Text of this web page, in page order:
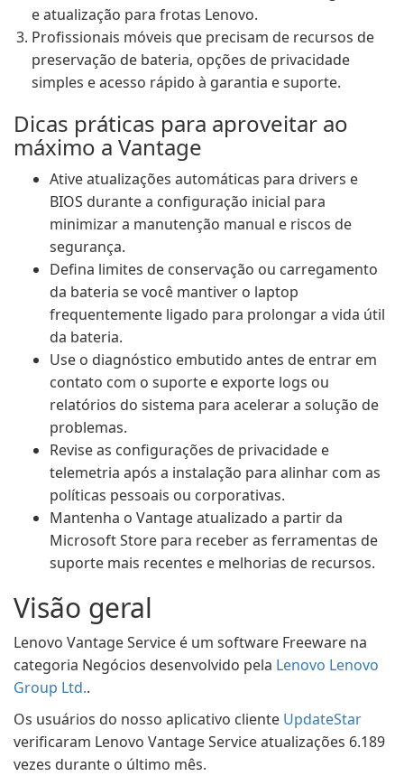
e atualização para frotas Lenovo.
Profissionais móveis que precisam de recursos de
preservação de bateria, opções de privacidade
simples e acesso rápido à garantia e suporte.
Dicas práticas para aproveitar ao
máximo a Vantage
Ative atualizações automáticas para drivers e
BIOS durante a configuração inicial para
minimizar a manutenção manual e riscos de
segurança.
Defina limites de conservação ou carregamento
da bateria se você mantiver o laptop
frequentemente ligado para prolongar a vida útil
da bateria.
Use o diagnóstico embutido antes de entrar em
contato com o suporte e exporte logs ou
relatórios do sistema para acelerar a solução de
problemas.
Revise as configurações de privacidade e
telemetria após a instalação para alinhar com as
políticas pessoais ou corporativas.
Mantenha o Vantage atualizado a partir da
Microsoft Store para receber as ferramentas de
suporte mais recentes e melhorias de recursos.
Visão geral
Lenovo Vantage Service é um software Freeware na
categoria Negócios desenvolvido pela Lenovo Lenovo
Group Ltd..
Os usuários do nosso aplicativo cliente UpdateStar
verificaram Lenovo Vantage Service atualizações 6.189
vezes durante o último mês.